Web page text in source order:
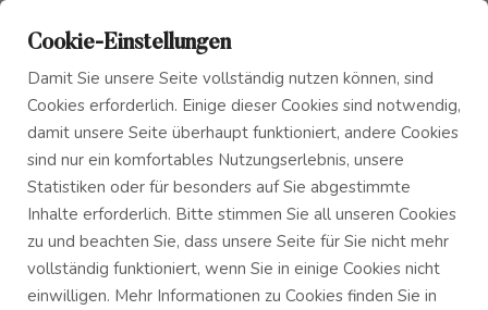
Das Innere Kind
Innerer Frieden
Blog
Podcast
Die Freiheit ein Spinner zu
sein!
VON UWE TREVISAN
06.10.2017
Cookie-Einstellungen
Damit Sie unsere Seite vollständig nutzen können, sind
Cookies erforderlich. Einige dieser Cookies sind notwendig,
damit unsere Seite überhaupt funktioniert, andere Cookies
sind nur ein komfortables Nutzungserlebnis, unsere
Statistiken oder für besonders auf Sie abgestimmte
Inhalte erforderlich. Bitte stimmen Sie all unseren Cookies
zu und beachten Sie, dass unsere Seite für Sie nicht mehr
vollständig funktioniert, wenn Sie in einige Cookies nicht
einwilligen. Mehr Informationen zu Cookies finden Sie in